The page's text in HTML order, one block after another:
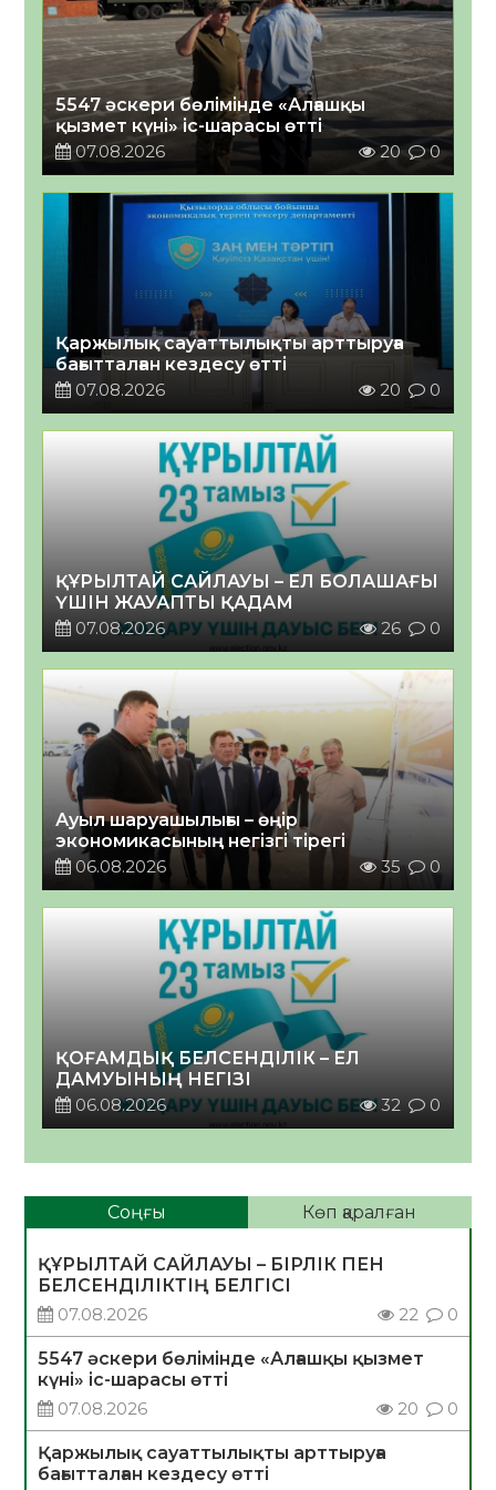
5547 әскери бөлімінде «Алғашқы
қызмет күні» іс-шарасы өтті
07.08.2026
20 0
Қаржылық сауаттылықты арттыруға
бағытталған кездесу өтті
07.08.2026
20 0
ҚҰРЫЛТАЙ САЙЛАУЫ – ЕЛ БОЛАШАҒЫ
ҮШІН ЖАУАПТЫ ҚАДАМ
07.08.2026
26 0
Ауыл шаруашылығы – өңір
экономикасының негізгі тірегі
06.08.2026
35 0
ҚОҒАМДЫҚ БЕЛСЕНДІЛІК – ЕЛ
ДАМУЫНЫҢ НЕГІЗІ
06.08.2026
32 0
Соңғы Көп қаралған
ҚҰРЫЛТАЙ САЙЛАУЫ – БІРЛІК ПЕН
БЕЛСЕНДІЛІКТІҢ БЕЛГІСІ
07.08.2026
22 0
5547 әскери бөлімінде «Алғашқы қызмет
күні» іс-шарасы өтті
07.08.2026
20 0
Қаржылық сауаттылықты арттыруға
бағытталған кездесу өтті